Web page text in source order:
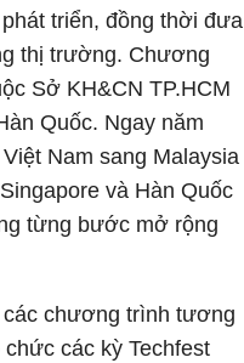
triển, đồng thời đưa
thị trường. Chương
Sở KH&CN TP.HCM
Quốc. Ngay năm
Nam sang Malaysia
và Hàn Quốc
từng bước mở rộng
các chương trình tương
các kỳ Techfest